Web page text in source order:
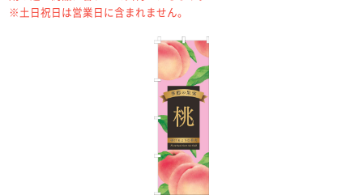
※土日祝日は営業日に含まれません。